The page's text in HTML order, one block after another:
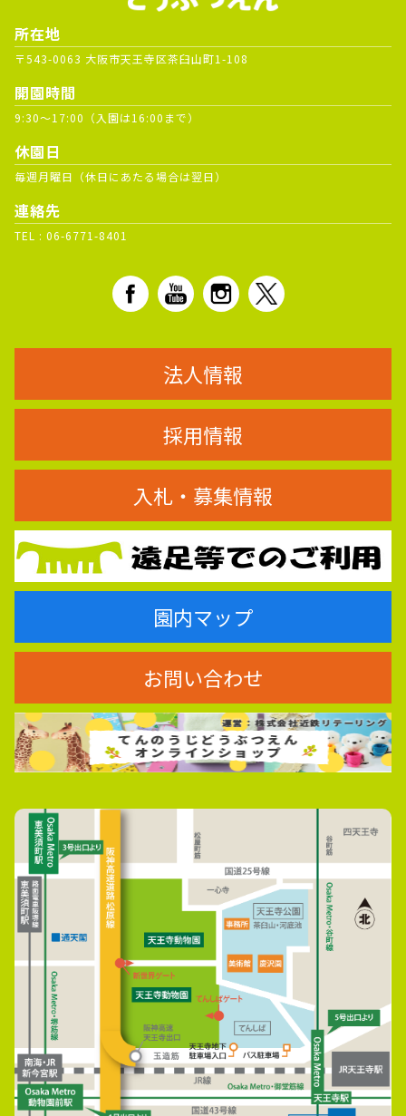
所在地
〒543-0063 大阪市天王寺区茶臼山町1-108
開園時間
9:30～17:00（入園は16:00まで）
休園日
毎週月曜日（休日にあたる場合は翌日）
連絡先
TEL : 06-6771-8401
法人情報
採用情報
入札・募集情報
園内マップ
お問い合わせ